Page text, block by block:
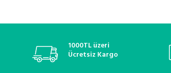
1000TL üzeri
Ücretsiz Kargo